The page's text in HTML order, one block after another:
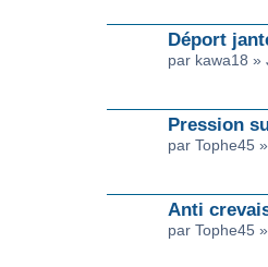
Déport
par kawa18 »
Pression
par Tophe45
Anti
par Tophe45